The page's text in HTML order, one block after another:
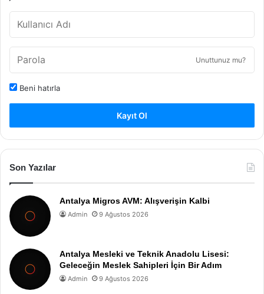
Unuttunuz mu?
Beni hatırla
Kayıt Ol
Son Yazılar
Antalya Migros AVM: Alışverişin Kalbi
Admin 9 Ağustos 2026
Antalya Mesleki ve Teknik Anadolu Lisesi:
Geleceğin Meslek Sahipleri İçin Bir Adım
Admin 9 Ağustos 2026